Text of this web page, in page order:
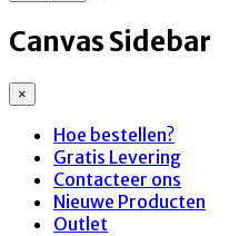
Canvas Sidebar
×
Hoe bestellen?
Gratis Levering
Contacteer ons
Nieuwe Producten
Outlet